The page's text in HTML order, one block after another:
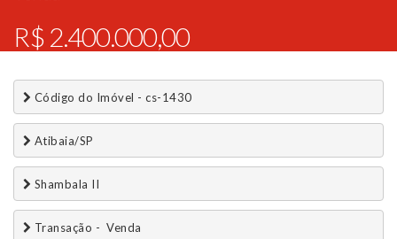
R$ 2.400.000,00
Código do Imóvel - cs-1430
Atibaia/SP
Shambala II
Transação -  Venda